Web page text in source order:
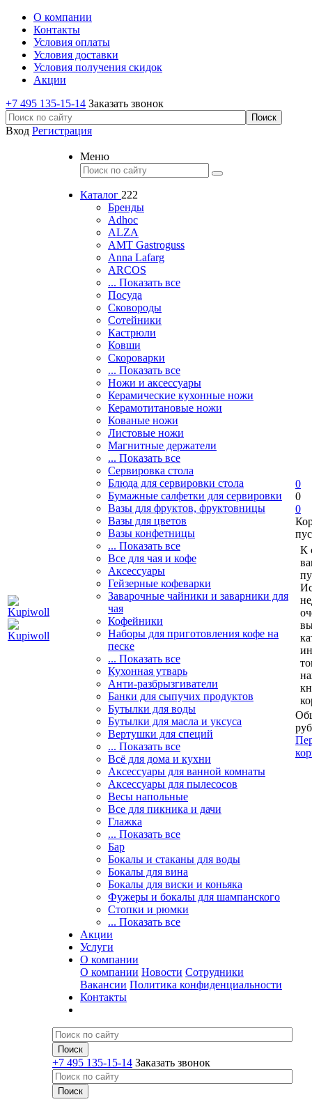
О компании
Контакты
Условия оплаты
Условия доставки
Условия получения скидок
Акции
+7 495 135-15-14 Заказать звонок
Вход Регистрация
Меню
Каталог 222
Бренды
Adhoc
ALZA
AMT Gastroguss
Anna Lafarg
ARCOS
... Показать все
Посуда
Сковороды
Сотейники
Кастрюли
Ковши
Скороварки
... Показать все
Ножи и аксессуары
Керамические кухонные ножи
Керамотитановые ножи
Кованые ножи
Листовые ножи
Магнитные держатели
... Показать все
Сервировка стола
Блюда для сервировки стола
Бумажные салфетки для сервировки
Вазы для фруктов, фруктовницы
Вазы для цветов
Вазы конфетницы
... Показать все
Все для чая и кофе
Аксессуары
Гейзерные кофеварки
Заварочные чайники и заварники для
чая
Кофейники
Наборы для приготовления кофе на
песке
... Показать все
Кухонная утварь
Анти-разбрызгиватели
Банки для сыпучих продуктов
Бутылки для воды
Бутылки для масла и уксуса
Вертушки для специй
... Показать все
Всё для дома и кухни
Аксессуары для ванной комнаты
Аксессуары для пылесосов
Весы напольные
Все для пикника и дачи
Глажка
... Показать все
Бар
Бокалы и стаканы для воды
Бокалы для вина
Бокалы для виски и коньяка
Фужеры и бокалы для шампанского
Стопки и рюмки
... Показать все
Акции
Услуги
О компании
О компании Новости Сотрудники
Вакансии Политика конфиденциальности
Контакты
+7 495 135-15-14 Заказать звонок
0
0
0
К